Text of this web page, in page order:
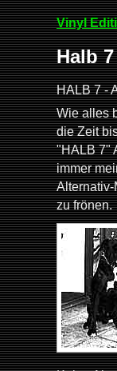
Vinyl
Halb
HALB 7 -
Wie alles
die Zeit
"HALB 7"
immer
Alternativ-
zu frönen.